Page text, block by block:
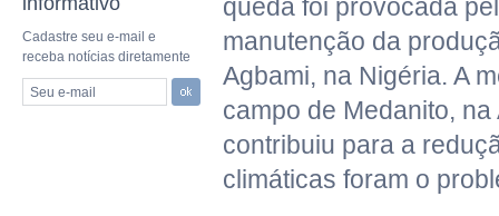
Cadastre seu e-mail e
receba notícias diretamente
Seu e-mail
queda foi provocada
manutenção da
Agbami, na Nigéria. A
campo de Medanito,
contribuiu para a
climáticas foram o